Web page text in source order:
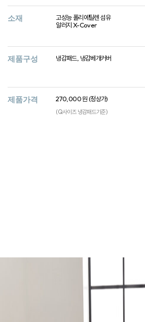
소재
고성능 폴리에틸렌 섬유
알러지 X-Cover
제품구성 냉감패드, 냉감베개커버
제품가격 270,000 원 (정상가)
(Q사이즈 냉감패드기준)